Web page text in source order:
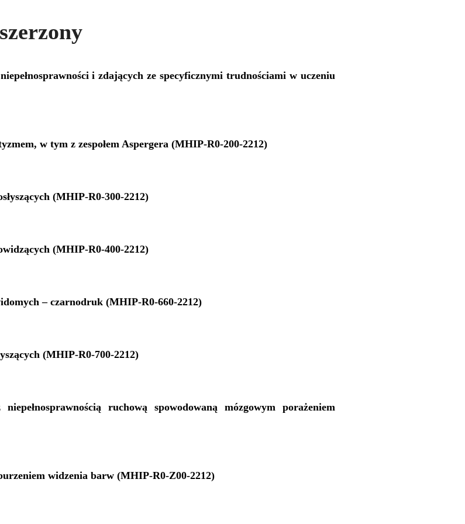
i zdających ze specyficznymi trudnościami w uczeniu
w tym z zespołem Aspergera (MHIP-R0-200-2212)
(MHIP-R0-300-2212)
(MHIP-R0-400-2212)
– czarnodruk (MHIP-R0-660-2212)
(MHIP-R0-700-2212)
ruchową spowodowaną mózgowym porażeniem
widzenia barw (MHIP-R0-Z00-2212)